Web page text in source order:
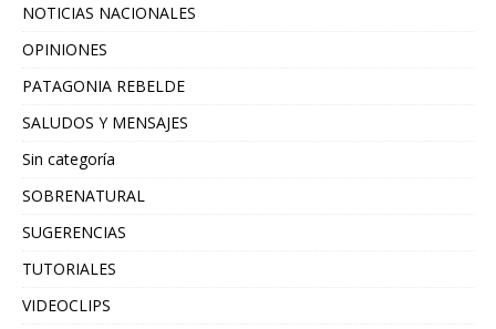
NOTICIAS NACIONALES
OPINIONES
PATAGONIA REBELDE
SALUDOS Y MENSAJES
Sin categoría
SOBRENATURAL
SUGERENCIAS
TUTORIALES
VIDEOCLIPS